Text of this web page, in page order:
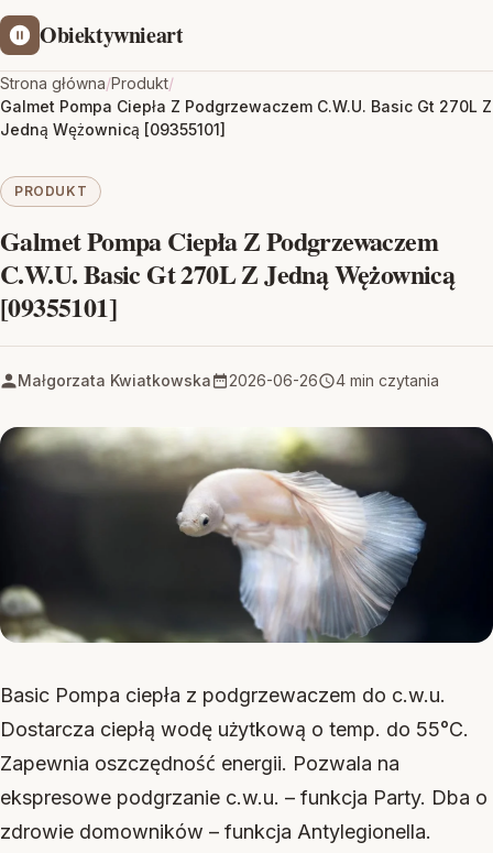
Obiektywnieart
Strona główna/Produkt/
Galmet Pompa Ciepła Z Podgrzewaczem C.W.U. Basic Gt 270L Z
Jedną Wężownicą [09355101]
PRODUKT
Galmet Pompa Ciepła Z Podgrzewaczem
C.W.U. Basic Gt 270L Z Jedną Wężownicą
[09355101]
Małgorzata Kwiatkowska 2026-06-26 4 min czytania
Basic Pompa ciepła z podgrzewaczem do c.w.u.
Dostarcza ciepłą wodę użytkową o temp. do 55°C.
Zapewnia oszczędność energii. Pozwala na
ekspresowe podgrzanie c.w.u. – funkcja Party. Dba o
zdrowie domowników – funkcja Antylegionella.